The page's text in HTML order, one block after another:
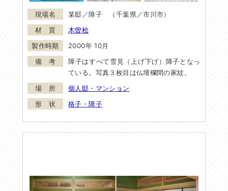
某邸／障子 （千葉県／市川市）
木曽桧
2000年 10月
障子はすべて雪見（上げ下げ）障子となっ
ている。写真３枚目は仏壇欄間の家紋。
個人邸・マンション
格子・障子